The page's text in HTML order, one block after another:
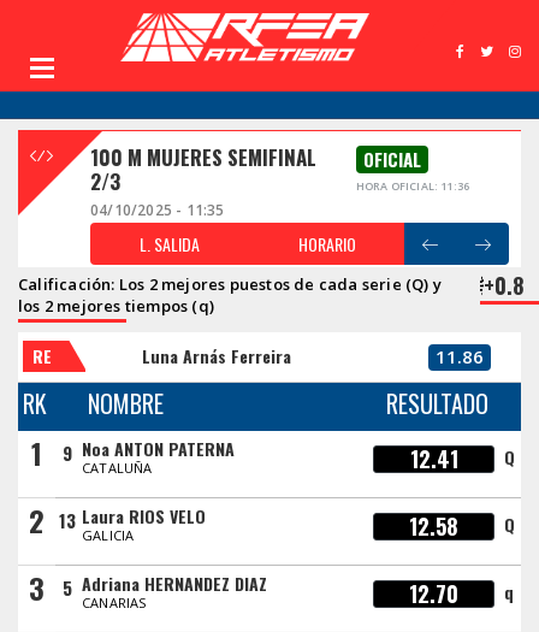
100 M MUJERES SEMIFINAL
2/3
OFICIAL
HORA OFICIAL: 11:36
04/10/2025 - 11:35
L. SALIDA HORARIO
Calificación: Los 2 mejores puestos de cada serie (Q) y
los 2 mejores tiempos (q)
+0.8
RE Luna Arnás Ferreira 11.86
RK NOMBRE RESULTADO
1 9 Noa ANTON PATERNA
CATALUÑA 12.41 Q
2 13 Laura RIOS VELO
GALICIA 12.58 Q
3 5 Adriana HERNANDEZ DIAZ
CANARIAS 12.70 q